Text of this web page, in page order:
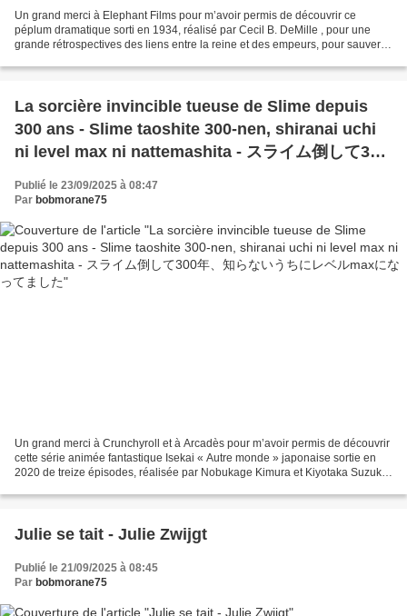
Un grand merci à Elephant Films pour m’avoir permis de découvrir ce
péplum dramatique sorti en 1934, réalisé par Cecil B. DeMille , pour une
grande rétrospectives des liens entre la reine et des empeurs, pour sauver
La sorcière invincible tueuse de Slime depuis
300 ans - Slime taoshite 300-nen, shiranai uchi
ni level max ni nattemashita - スライム倒して300
年、知らないうちにレベルmaxになってました
Publié le 23/09/2025 à 08:47
Par bobmorane75
Un grand merci à Crunchyroll et à Arcadès pour m’avoir permis de découvrir
cette série animée fantastique Isekai « Autre monde » japonaise sortie en
2020 de treize épisodes, réalisée par Nobukage Kimura et Kiyotaka Suzuki ,
Julie se tait - Julie Zwijgt
Publié le 21/09/2025 à 08:45
Par bobmorane75